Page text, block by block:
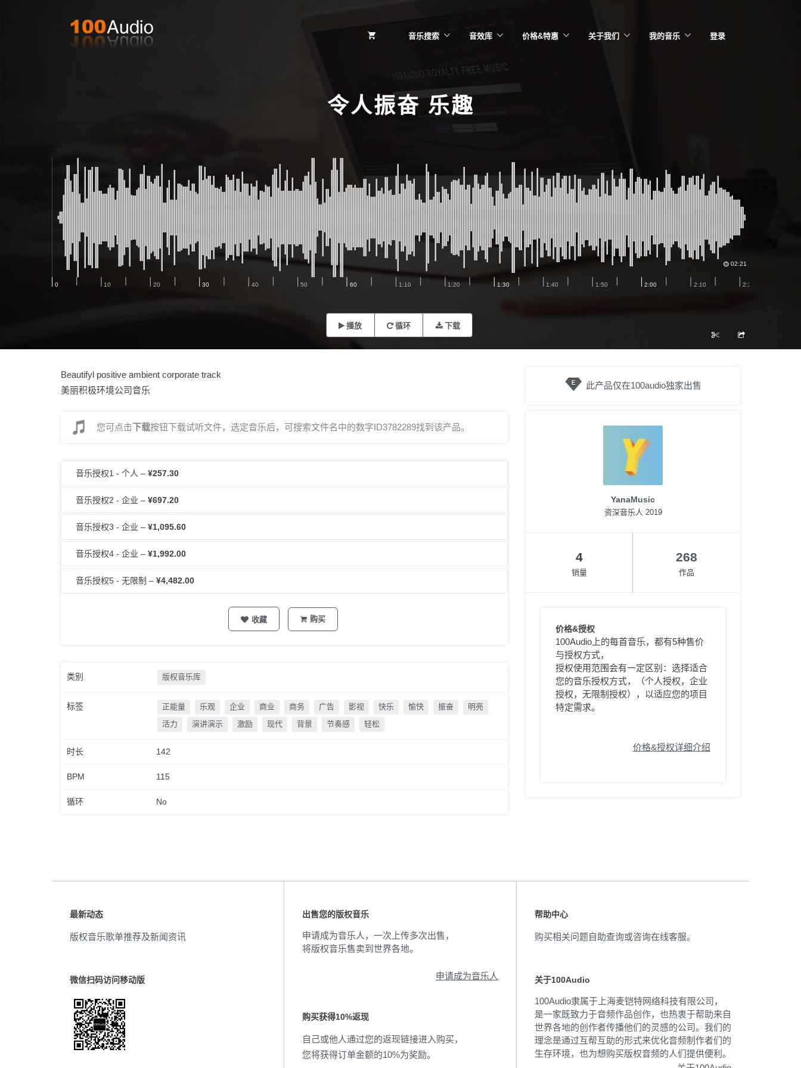
音乐搜索 音效库 价格&特惠 关于我们 我的音乐 登录
令人振奋 乐趣
播放 循环 下载
02:21
Beautifyl positive ambient corporate track
美丽积极环境公司音乐
您可点击下载按钮下载试听文件，选定音乐后，可搜索文件名中的数字ID3782289找到该产品。
音乐授权1 - 个人 – ¥257.30
音乐授权2 - 企业 – ¥697.20
音乐授权3 - 企业 – ¥1,095.60
音乐授权4 - 企业 – ¥1,992.00
音乐授权5 - 无限制 – ¥4,482.00
收藏 购买
类别 版权音乐库
标签 正能量 乐观 企业 商业 商务 广告 影视 快乐 愉快 振奋
明亮
活力
演讲演示 激励 现代 背景 节奏感 轻松
时长 142
BPM 115
循环 No
此产品仅在100audio独家出售
YanaMusic
资深音乐人 2019
4
销量
268
作品
价格&授权
100Audio上的每首音乐，都有5种售价
与授权方式，
授权使用范围会有一定区别：选择适合
您的音乐授权方式，（个人授权，企业
授权，无限制授权），以适应您的项目
特定需求。
价格&授权详细介绍
最新动态
版权音乐歌单推荐及新闻资讯
微信扫码访问移动版
出售您的版权音乐
申请成为音乐人，一次上传多次出售，
将版权音乐售卖到世界各地。
申请成为音乐人
购买获得10%返现
自己或他人通过您的返现链接进入购买，
您将获得订单金额的10%为奖励。
帮助中心
购买相关问题自助查询或咨询在线客服。
关于100Audio
100Audio隶属于上海麦铠特网络科技有限公司，
是一家既致力于音频作品创作，也热衷于帮助来自
世界各地的创作者传播他们的灵感的公司。我们的
理念是通过互帮互助的形式来优化音频制作者们的
生存环境，也为想购买版权音频的人们提供便利。